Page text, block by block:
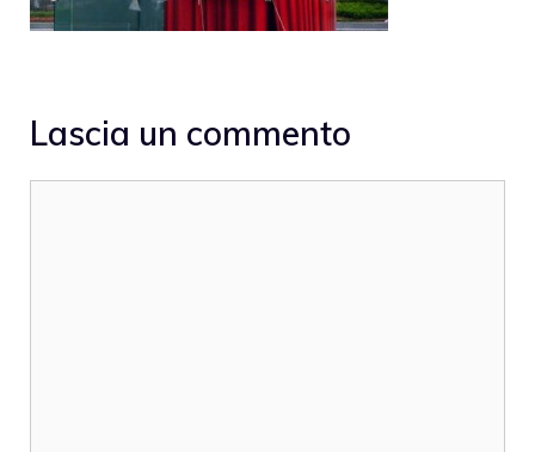
Lascia un commento